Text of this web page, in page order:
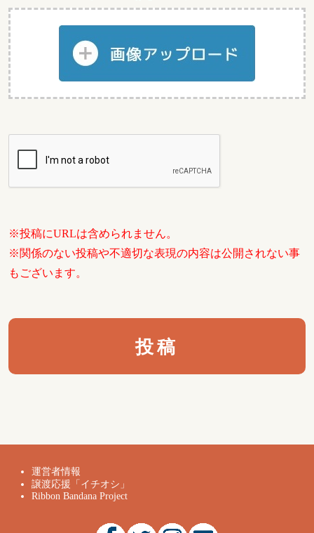
※投稿にURLは含められません。
※関係のない投稿や不適切な表現の内容は公開されない事
もございます。
運営者情報
譲渡応援「イチオシ」
Ribbon Bandana Project